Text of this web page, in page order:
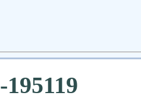
195119